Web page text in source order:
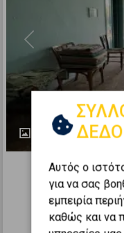
Previous
ΝΑΥΠΑΚΤΟΣ -
Αυτός ο
για να σας
εμπειρία
καθώς και να